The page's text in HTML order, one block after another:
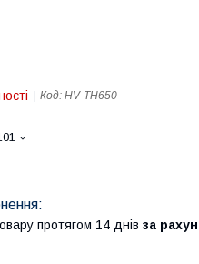
Код: HV-TH650
протягом 14 днів за